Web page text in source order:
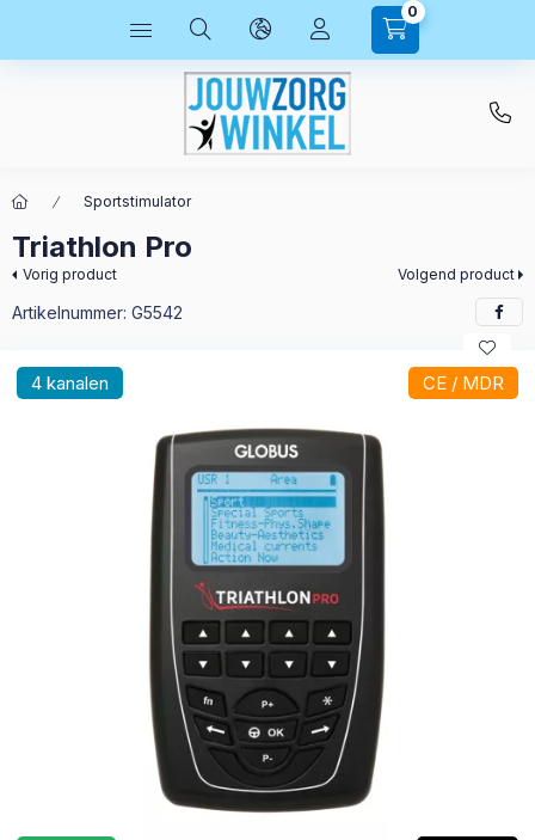
0
Sportstimulator
Triathlon Pro
Vorig product Volgend product
Artikelnummer: G5542
4 kanalen CE / MDR